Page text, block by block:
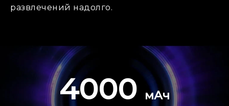
развлечений надолго.
4000мАч